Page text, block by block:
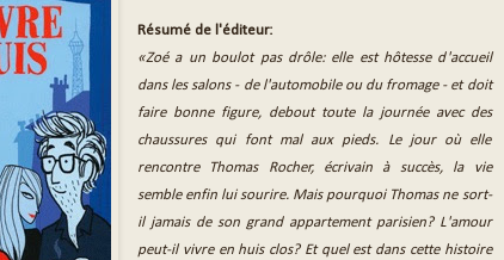
Résumé de l'éditeur:
«Zoé a un boulot pas drôle: elle est hôtesse d'accueil
dans les salons - de l'automobile ou du fromage - et doit
faire bonne figure, debout toute la journée avec des
chaussures qui font mal aux pieds. Le jour où elle
rencontre Thomas Rocher, écrivain à succès, la vie
semble enfin lui sourire. Mais pourquoi Thomas ne sort-
il jamais de son grand appartement parisien? L'amour
peut-il vivre en huis clos? Et quel est dans cette histoire